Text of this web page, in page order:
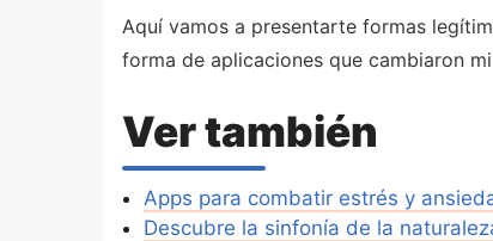
Aquí vamos a presentarte formas
forma de aplicaciones que cambiaron
Ver también
Apps para combatir estrés y
Descubre la sinfonía de la